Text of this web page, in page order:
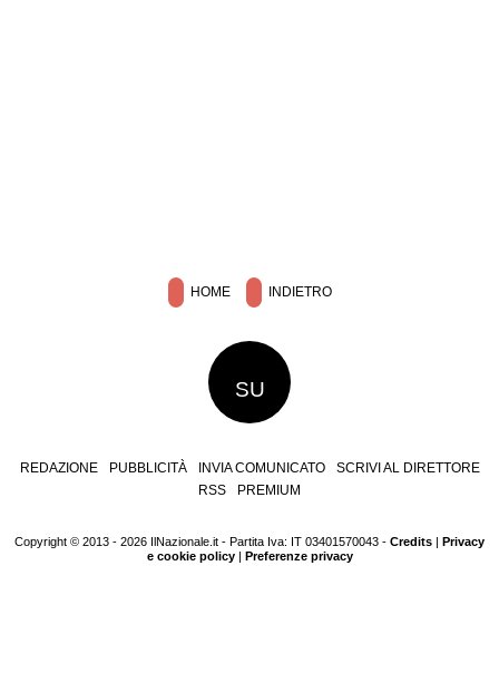
HOME INDIETRO
SU
REDAZIONE PUBBLICITÀ INVIA COMUNICATO
SCRIVI AL DIRETTORE
RSS
PREMIUM
Copyright © 2013 - 2026 IlNazionale.it - Partita Iva: IT 03401570043 - Credits
Privacy
e cookie policy| Preferenze privacy